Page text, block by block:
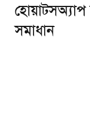
সমাধান